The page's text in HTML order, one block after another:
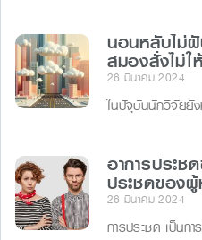
นอนหลับไม่ฝั
สมองสั่งไม่ใ
26 มีนาคม 2024
ในปัจุบันนักวิจัยยัง
อาการประช
ประชดของ
26 มีนาคม 2024
การประชด เป็นก